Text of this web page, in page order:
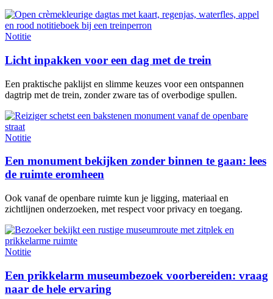
Notitie
Licht inpakken voor een dag met de trein
Een praktische paklijst en slimme keuzes voor een ontspannen
dagtrip met de trein, zonder zware tas of overbodige spullen.
Notitie
Een monument bekijken zonder binnen te gaan: lees
de ruimte eromheen
Ook vanaf de openbare ruimte kun je ligging, materiaal en
zichtlijnen onderzoeken, met respect voor privacy en toegang.
Notitie
Een prikkelarm museumbezoek voorbereiden: vraag
naar de hele ervaring